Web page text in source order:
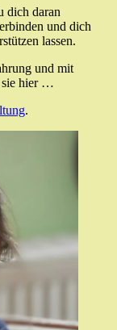
dich daran
und dich
lassen.
und mit
sie hier …
.